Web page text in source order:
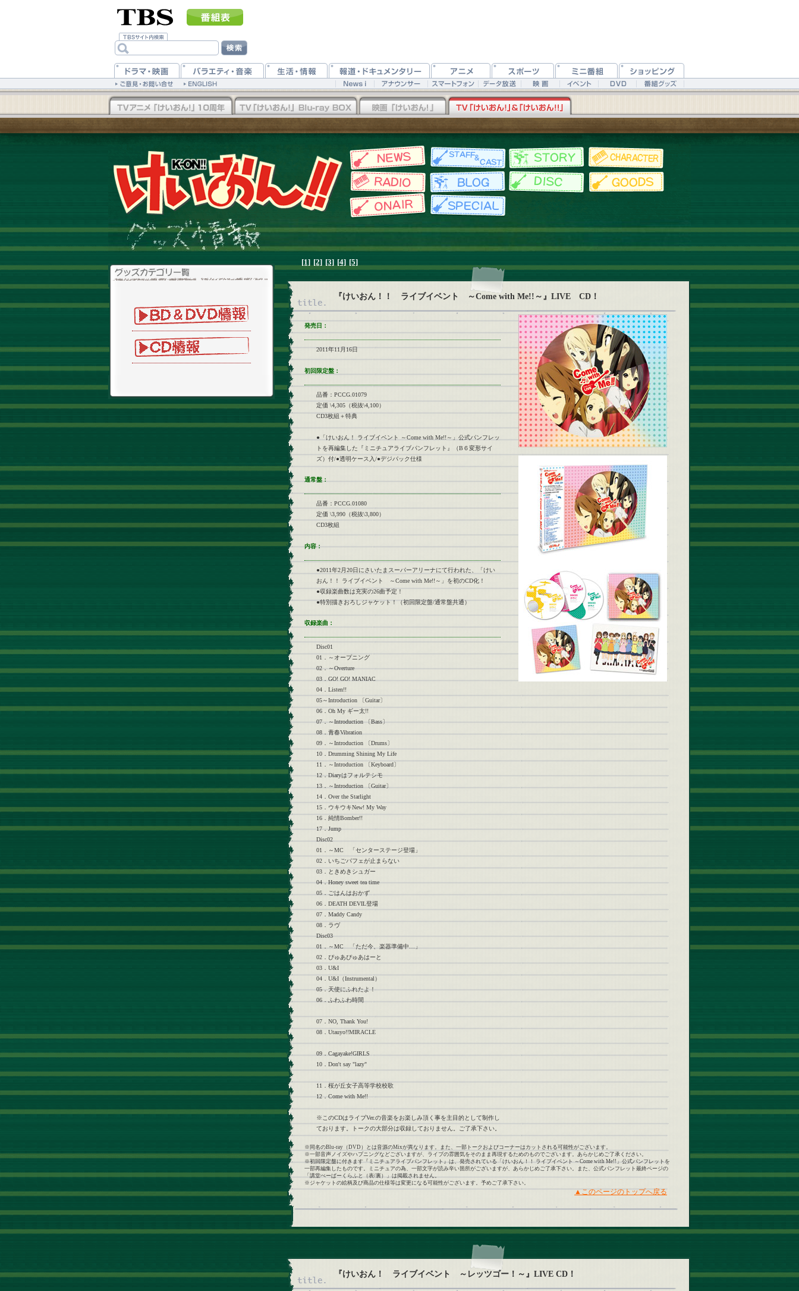
[1] [2] [3] [4] [5]
『けいおん！！ ライブイベント ～Come with Me!!～』LIVE CD！
発売日：
2011年11月16日
初回限定盤：
品番：PCCG.01079
定価 \4,305（税抜\4,100）
CD3枚組＋特典
●「けいおん！ ライブイベント ～Come with Me!!～」公式パンフレッ
トを再編集した『ミニチュアライブパンフレット』（B６変形サイ
ズ）付/●透明ケース入/●デジパック仕様
通常盤：
品番：PCCG.01080
定価 \3,990（税抜\3,800）
CD3枚組
内容：
●2011年2月20日にさいたまスーパーアリーナにて行われた、「けい
おん！！ ライブイベント ～Come with Me!!～」を初のCD化！
●収録楽曲数は充実の26曲予定！
●特別描きおろしジャケット！（初回限定盤/通常盤共通）
収録楽曲：
Disc01
01．～オープニング
02．～Overture
03．GO! GO! MANIAC
04．Listen!!
05～Introduction 〔Guitar〕
06．Oh My ギー太!!
07．～Introduction 〔Bass〕
08．青春Vibration
09．～Introduction 〔Drums〕
10．Drumming Shining My Life
11．～Introduction 〔Keyboard〕
12．Diaryはフォルテシモ
13．～Introduction 〔Guitar〕
14．Over the Starlight
15．ウキウキNew! My Way
16．純情Bomber!!
17．Jump
Disc02
01．～MC 「センターステージ登場」
02．いちごパフェが止まらない
03．ときめきシュガー
04．Honey sweet tea time
05．ごはんはおかず
06．DEATH DEVIL登場
07．Maddy Candy
08．ラヴ
Disc03
01．～MC 「ただ今、楽器準備中…」
02．ぴゅあぴゅあはーと
03．U&I
04．U&I（Instrumental）
05．天使にふれたよ！
06．ふわふわ時間
07．NO, Thank You!
08．Utauyo!!MIRACLE
09．Cagayake!GIRLS
10．Don't say "lazy"
11．桜が丘女子高等学校校歌
12．Come with Me!!
※このCDはライブVer.の音楽をお楽しみ頂く事を主目的として制作し
ております。トークの大部分は収録しておりません。ご了承下さい。
※同名のBlu-ray（DVD）とは音源のMixが異なります。また、一部トークおよびコーナーはカットされる可能性がございます。
※一部音声ノイズやハプニングなどございますが、ライブの雰囲気をそのまま再現するためのものでございます。あらかじめご了承ください。
※初回限定盤に付きます『ミニチュアライブパンフレット』は、発売されている「けいおん！！ ライブイベント ～Come with Me!!」公式パンフレットを
一部再編集したものです。ミニチュアの為、一部文字が読み辛い箇所がございますが、あらかじめご了承下さい。また、公式パンフレット最終ページの
「講堂ぺーぱーくらふと（表/裏）」は掲載されません。
※ジャケットの絵柄及び商品の仕様等は変更になる可能性がございます。予めご了承下さい。
▲このページのトップへ戻る
『けいおん！ ライブイベント ～レッツゴー！～』LIVE CD！